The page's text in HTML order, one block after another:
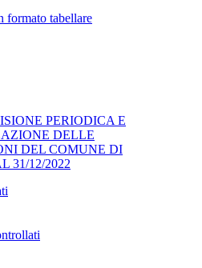
tabellare
PERIODICA E
DELLE
DEL COMUNE DI
31/12/2022